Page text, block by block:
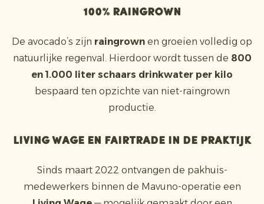
100% raingrown
De avocado’s zijn raingrown en groeien volledig op
natuurlijke regenval. Hierdoor wordt tussen de 800
en 1.000 liter schaars drinkwater per kilo
bespaard ten opzichte van niet-raingrown
productie.
Living Wage en Fairtrade in de praktijk
Sinds maart 2022 ontvangen de pakhuis­
medewerkers binnen de Mavuno-operatie een